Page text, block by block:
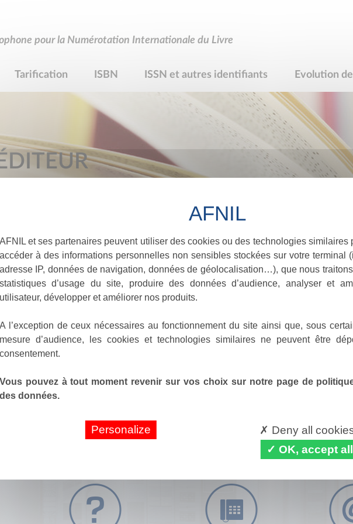
pour la Numérotation Internationale du Livre
Tarification ISBN ISSN et autres identifiants Evolution de
AFNIL et ses partenaires peuvent utiliser des cookies ou des technologies similaires
accéder à des informations personnelles non sensibles stockées sur votre terminal
adresse IP, données de navigation, données de géolocalisation…), que nous
statistiques d’usage du site, produire des données d’audience, analyser et
utilisateur, développer et améliorer nos produits.
A l’exception de ceux nécessaires au fonctionnement du site ainsi que, sous
mesure d’audience, les cookies et technologies similaires ne peuvent être
consentement.
Vous pouvez à tout moment revenir sur vos choix sur notre page de
des données.
Personalize
Deny all
OK, accept all